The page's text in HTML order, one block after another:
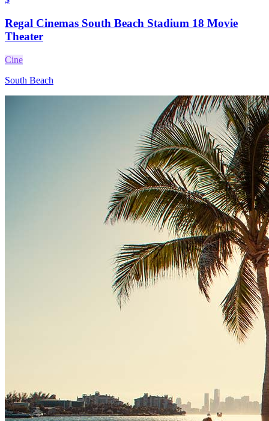
Regal Cinemas South Beach Stadium 18 Movie
Theater
Cine
South Beach